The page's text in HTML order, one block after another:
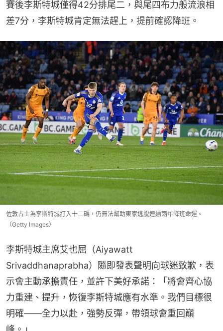
賽後李斯特城僅得42分排尾二，與尾四布力般流浪相
差7分，李斯特城肯定無法趕上，提前確認降班。
佐敦占士為李斯特城打入十二碼，仍無法幫助東家逃脫連續兩年降班命運。
（Getty Images）
李斯特城主席艾也屈（Aiyawatt
Srivaddhanaprabha）隨即發表聲明向球迷致歉，表
示會主動承擔責任，並許下美好承諾：「將會齊心協
力重建、提升，恢復李斯特城應有水準。我們目標很
明確——全力以赴，強勢反彈，帶領球會重回巔